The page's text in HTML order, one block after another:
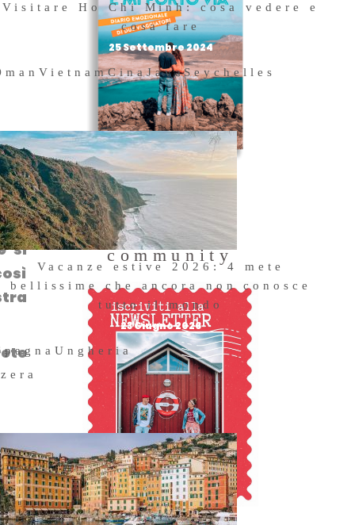
Visitare Ho Chi Minh: cosa vedere e
cosa fare
25 Settembre 2024
VietnamCinaJavaSeychelles
Vacanze estive 2026: 4 mete
bellissime che ancora non conosce
tutto il mondo
23 Giugno 2026
Ungheria
si
Entra a far
parte della
community